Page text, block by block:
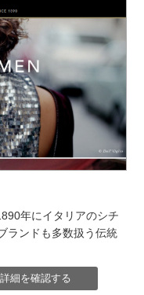
年にイタリアのシチ
ランドも多数扱う伝統
詳細を確認する